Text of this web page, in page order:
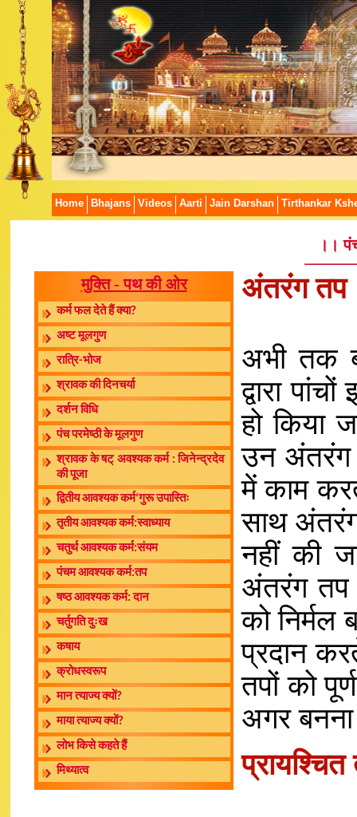
Home Bhajans Videos Aarti Jain Darshan Tirthankar
।।
मुक्ति - पथ की ओर
कर्म फल देते हैं क्या?
अष्ट मूलगुण
रात्रि-भोज
श्रावक की दिनचर्या
दर्शन विधि
पंच परमेष्ठी के मूलगुण
श्रावक के षट् अवश्यक कर्म : जिनेन्द्रदेव
की पूजा
द्वितीय आवश्यक कर्म‘गुरू उपास्तिः
तृतीय आवश्यक कर्म:स्वाध्याय
चतुर्थ आवश्यक कर्म:संयम
पंचम आवश्यक कर्म:तप
षष्ठ आवश्यक कर्म: दान
चर्तुगति दुःख
कषाय
क्रोधस्वरूप
मान त्याज्य क्यों?
माया त्याज्य क्यों?
लोभ किसे कहते हैं
मिथ्यात्व
अंतरंग तप
अभी तक
द्वारा
हो किया
उन अंतरंग
में काम
साथ
नहीं की
अंतरंग तप
को निर्मल
प्रदान
तपों को
अगर
प्रायश्चित